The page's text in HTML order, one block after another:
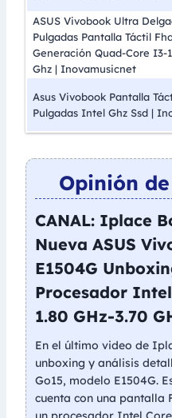
ASUS Vivobook Ultra
Pulgadas Pantalla Táctil
Generación Quad-Core I3-
Ghz | Inovamusicnet
Asus Vivobook Pantalla
Pulgadas Intel Ghz Ssd |
Opinión
CANAL: Iplace
Nueva ASUS
E1504G
Procesador
1.80 GHz-3.70
En el último video de
unboxing y análisis
Go15, modelo E1504G.
cuenta con una pantalla